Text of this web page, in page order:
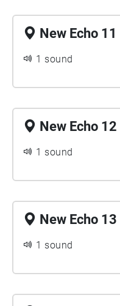
New Echo 11
1 sound
New Echo 12
1 sound
New Echo 13
1 sound